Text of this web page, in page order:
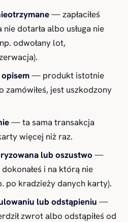
— zapłaciłeś
dotarła albo usługa nie
odwołany lot,
— produkt istotnie
zamówiłeś, jest uszkodzony
— ta sama transakcja
więcej niż raz.
lub oszustwo —
i na którą nie
po kradzieży danych karty).
lub odstąpieniu —
zwrot albo odstąpiłeś od